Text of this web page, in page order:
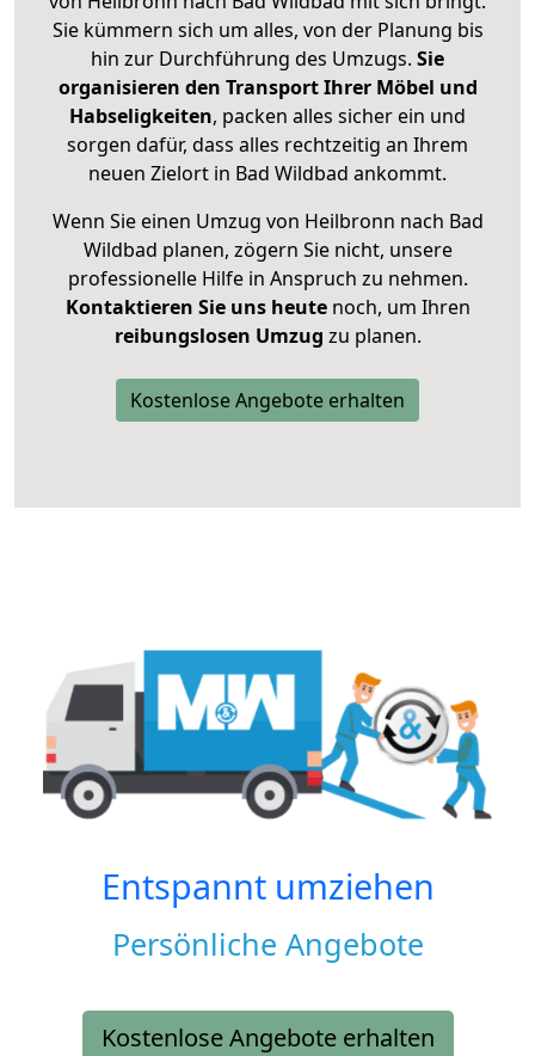
Sie kümmern sich um alles, von der Planung bis
hin zur Durchführung des Umzugs. Sie
organisieren den Transport Ihrer Möbel und
Habseligkeiten, packen alles sicher ein und
sorgen dafür, dass alles rechtzeitig an Ihrem
neuen Zielort in Bad Wildbad ankommt.
Wenn Sie einen Umzug von Heilbronn nach Bad
Wildbad planen, zögern Sie nicht, unsere
professionelle Hilfe in Anspruch zu nehmen.
Kontaktieren Sie uns heutenoch, um Ihren
reibungslosen Umzug zu planen.
Kostenlose Angebote erhalten
Entspannt umziehen
Persönliche Angebote
Kostenlose Angebote erhalten